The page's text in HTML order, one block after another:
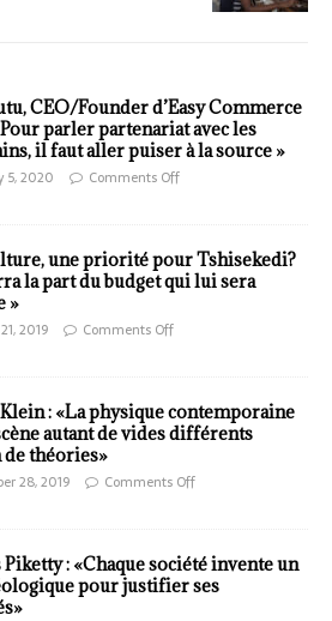
CEO/Founder d’Easy Commerce
parler partenariat avec les
il faut aller puiser à la source »
5, 2020 Comments Off
une priorité pour Tshisekedi?
la part du budget qui lui sera
»
2019 Comments Off
: «La physique contemporaine
autant de vides différents
de théories»
28, 2019 Comments Off
: «Chaque société invente un
pour justifier ses